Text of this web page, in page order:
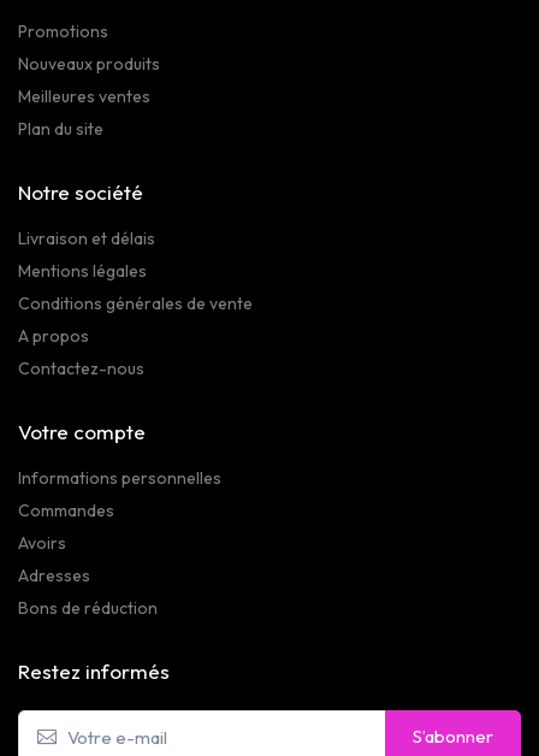
Promotions
Nouveaux produits
Meilleures ventes
Plan du site
Notre société
Livraison et délais
Mentions légales
Conditions générales de vente
A propos
Contactez-nous
Votre compte
Informations personnelles
Commandes
Avoirs
Adresses
Bons de réduction
Restez informés
S’abonner